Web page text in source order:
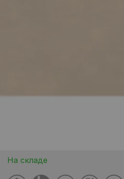
На складе